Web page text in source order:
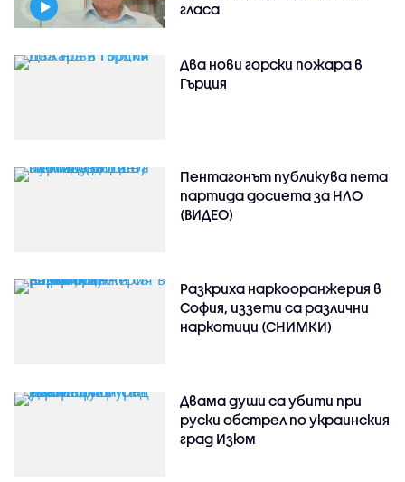
гласа
Два нови горски пожара в
Гърция
Пентагонът публикува пета
партида досиета за НЛО
(ВИДЕО)
Разкриха наркооранжерия в
София, иззети са различни
наркотици (СНИМКИ)
Двама души са убити при
руски обстрeл по украинския
град Изюм